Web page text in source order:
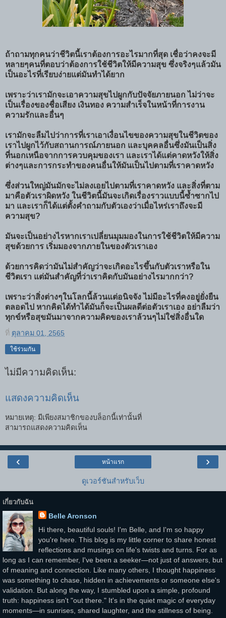
ถ้าถามทุกคนว่าชีวิตนี้เราต้องการอะไรมากที่สุด เชื่อว่าคงจะมี
หลายๆคนที่ตอบว่าต้องการใช้ชีวิตให้มีความสุข ซึ่งจริงๆแล้วมัน
เป็นอะไรที่เรียบง่ายแต่มันทำได้ยาก
เพราะว่าเรามักจะเอาความสุขไปผูกกับปัจจัยภายนอก ไม่ว่าจะ
เป็นเรื่องของชื่อเสียง เงินทอง ความสำเร็จในหน้าที่การงาน
ความรักและอื่นๆ
เรามักจะลืมไปว่าการที่เราเอาเงื่อนไขของความสุขในชีวิตของ
เราไปผูกไว้กับสถานการณ์ภายนอก และบุคคลอื่นซึ่งมันเป็นสิ่ง
ที่นอกเหนือจากการควบคุมของเรา และเราได้แต่คาดหวังให้สิ่ง
ต่างๆและการกระทำของคนอื่นให้มันเป็นไปตามที่เราคาดหวัง
ซึ่งส่วนใหญ่มันมักจะไม่ลงเอยไปตามที่เราคาดหวัง และสิ่งที่ตาม
มาคือตัวเราผิดหวัง ในชีวิตนี้มันจะเกิดเรื่องราวแบบนี้ซ้ำซากไป
มา และเราก็ได้แต่ตั้งคำถามกับตัวเองว่าเมื่อไหร่เราถึงจะมี
ความสุข?
มันจะเป็นอย่างไรหากเราเปลี่ยนมุมมองในการใช้ชีวิตให้มีความ
สุขด้วยการ เริ่มมองจากภายในของตัวเราเอง
ด้วยการคิดว่ามันไม่สำคัญว่าจะเกิดอะไรขึ้นกับตัวเราหรือใน
ชีวิตเรา แต่มันสำคัญที่ว่าเราคิดกับมันอย่างไรมากกว่า?
เพราะว่าสิ่งต่างๆในโลกนี้ล้วนแต่อนิจจัง ไม่มีอะไรที่คงอยู่ยั่งยืน
ตลอดไป หากคิดได้ทำได้มันก็จะเป็นผลดีต่อตัวเราเอง อย่าลืมว่า
ทุกข์หรือสุขมันมาจากความคิดของเราล้วนๆไม่ใช่สิ่งอื่นใด
ที่ ตุลาคม 01, 2565
ใช้ร่วมกัน
ไม่มีความคิดเห็น:
แสดงความคิดเห็น
หมายเหตุ: มีเพียงสมาชิกของบล็อกนี้เท่านั้นที่
สามารถแสดงความคิดเห็น
‹ ›
หน้าแรก
ดูเวอร์ชันสำหรับเว็บ
เกี่ยวกับฉัน
Belle Aronson
Hi there, beautiful souls! I'm Belle, and I'm so happy
you're here. This blog is my little corner to share honest
reflections and musings on life's twists and turns. For as
long as I can remember, I've been a seeker—not just of answers, but
of meaning and connection. Like many others, I thought happiness
was something to chase, hidden in achievements or someone else's
validation. But along the way, I stumbled upon a simple, profound
truth: happiness isn't "out there." It's in the quiet magic of everyday
moments—in sunrises, shared laughter, and the stillness of being.